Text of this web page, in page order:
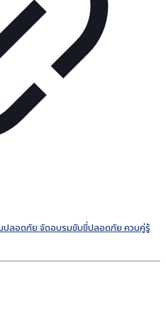
ปลอดภัย จัดอบรมขับขี่ปลอดภัย ควบคู่รู้